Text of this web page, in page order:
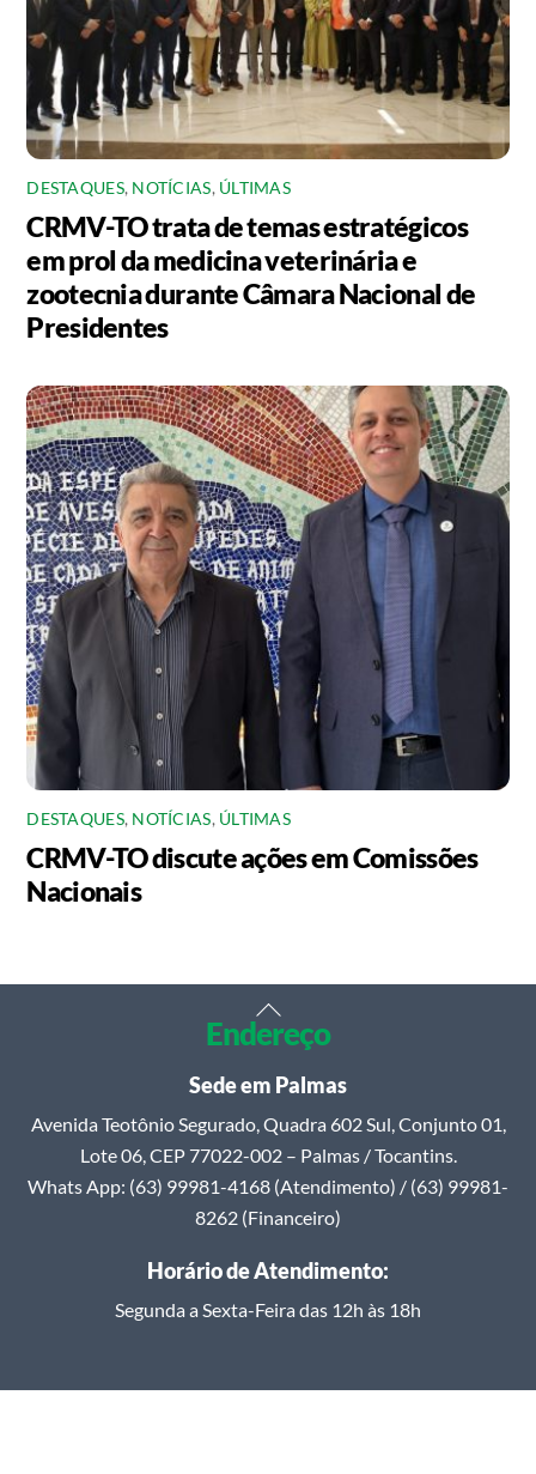
DESTAQUES, NOTÍCIAS, ÚLTIMAS
CRMV-TO trata de temas estratégicos
em prol da medicina veterinária e
zootecnia durante Câmara Nacional de
Presidentes
DESTAQUES, NOTÍCIAS, ÚLTIMAS
CRMV-TO discute ações em Comissões
Nacionais
Back
To
Top
Endereço
Sede em Palmas
Avenida Teotônio Segurado, Quadra 602 Sul, Conjunto 01,
Lote 06, CEP 77022-002 – Palmas / Tocantins.
Whats App: (63) 99981-4168 (Atendimento) / (63) 99981-
8262 (Financeiro)
Horário de Atendimento:
Segunda a Sexta-Feira das 12h às 18h